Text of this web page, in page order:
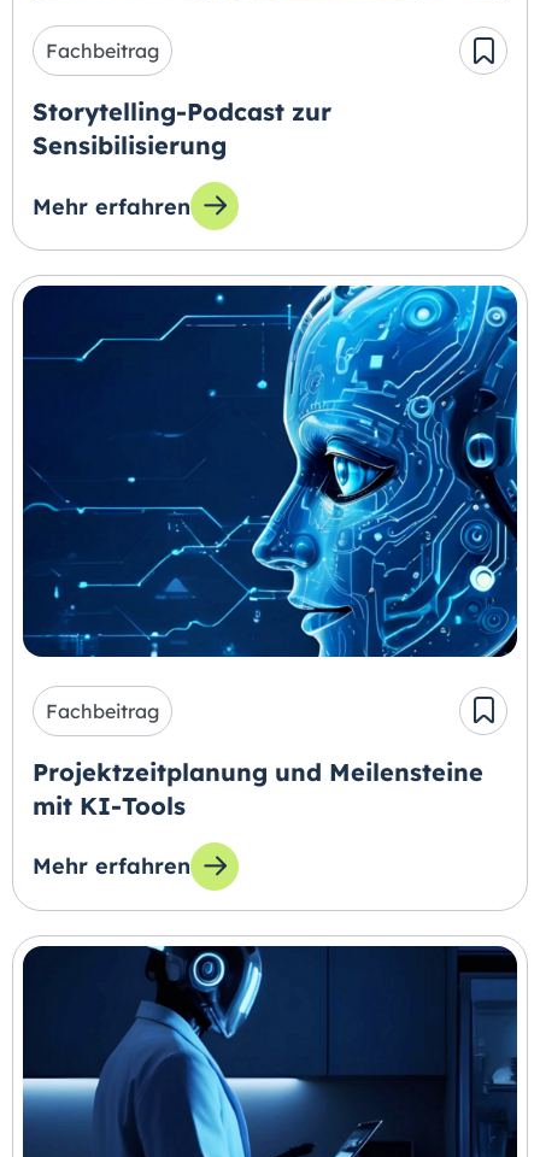
Fachbeitrag
Storytelling-Podcast zur
Sensibilisierung
Mehr erfahren
zum Thema: Storytelling-Podcast zur
Fachbeitrag
Projektzeitplanung und Meilensteine
mit KI-Tools
Mehr erfahren
zum Thema: Projektzeitplanung und